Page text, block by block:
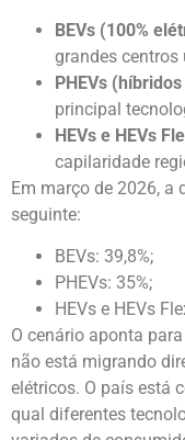
BEVs (100%
grandes centros
PHEVs
principal
HEVs e HEVs
capilaridade
Em março de 2026,
seguinte:
BEVs: 39,8%;
PHEVs: 35%;
HEVs e HEVs
O cenário aponta
não está migrando
elétricos. O país está
qual diferentes